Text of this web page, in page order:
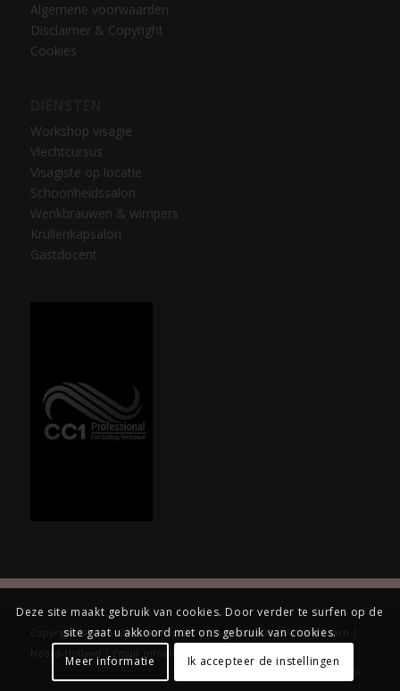
Algemene voorwaarden
Disclaimer & Copyright
Cookies
Workshop visagie
Vlechtcursus
Visagiste op locatie
Schoonheidssalon
Wenkbrauwen & wimpers
Krullenkapsalon
Gastdocent
Copyright © 1996 - 2026 Hairclusief | Lindenlaan 23, 3741 WN Baarn |
Noord-Holland | Email: info@hairclusief.nl |
Deze site maakt gebruik van cookies. Door verder te surfen op de
site gaat u akkoord met ons gebruik van cookies.
Meer informatie
Ik accepteer de instellingen